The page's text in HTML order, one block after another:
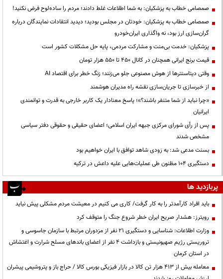
صمصامی خطاب به پزشکیان: به شما اطلاعات غلط دادند؛ مردم را ساده‌لوح فرض نکنید!
صمصامی خطاب به پزشکیان: خودتان در مجلس بودید؛ دیدید انتقادات نمایندگان درباره
گران‌سازی ارز بود، نه واگذاری ایران‌خودرو
پزشکیان: خدمت بی‌منت و مشارکت مردمی، پایه حل مشکلات کشور است
قیمت‌ برنج ایرانی همچنان در کانال ۴۵۰ تا ۵۵۰ هزار تومان
وقتی دیتاسنترها از هوش مصنوعی جلو می‌زنند؛ زنگ خطر برای اقتصاد AI
از خبرسازی تا جریان‌سازی نقشه راه مدیران هوشمند
«چرا نباید از شما متنفر باشند؟»؛ پاسخ معنادار یک کاربر خارجی به قدرت و توانمندی
ایرانیان
پس از رأی شورای مرکزی جبهه ایران اسلامی؛ اعضای حقیقی و حقوقی دفتر سیاسی
مشخص شدند
بسنت مدعی شد: به زودی شاهد توافق با ایران خواهیم بود
دستگیری ۱۰۴ مظنون طی عملیات‌هایی علیه داعش در ترکیه
پربازدید ها
باید افراد کارآمدتر را به کار گرفت/ کاری می کنیم در معیشت مردم مشکلی پیش نیاید
رویترز: هشدار صریح ایران خطر شروع جنگ را متوقف کرد
وزارت اطلاعات: شناسایی و دستگیری ۲۱ نفر از مزدوران مرتبط با سازمان جاسوسی و
تروریستی رژیم صهیونیستی و بازداشت ۴ نفر از اعضای باندهای مسلح شرارت و اغتشاش
در استان کرمان
معامله بیش از ۴۱۳ هزار تن کالا در بازار فیزیکی بورس کالا / حراج باز و پتروشیمی پیشران